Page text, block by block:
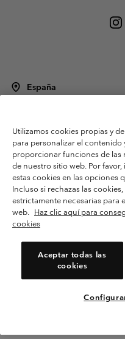
España
Condiciones de uso
Terminos
Política de Privacidad
Términos y condiciones del
Términos De Uso Del Contenido
Impressum
Cookies Public
Servicio al cliente: Lu. - Vi. de
Utilizamos cookies propias y
para personalizar el
proporcionar funciones de las
de nuestro sitio web. Por
estas cookies en las opciones
Incluso si rechazas las
estrictamente necesarias
web. Haz clic aquí para
cookies
Aceptar todas las
cookies
Selecciona
España
Ver